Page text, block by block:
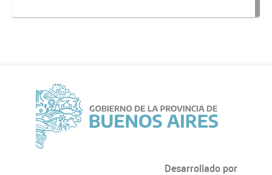
Desarrollado por